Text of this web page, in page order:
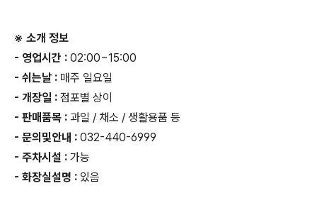
※ 소개 정보
- 영업시간 : 02:00~15:00
- 쉬는날 : 매주 일요일
- 개장일 : 점포별 상이
- 판매품목 : 과일 / 채소 / 생활용품 등
- 문의및안내 : 032-440-6999
- 주차시설 : 가능
- 화장실설명 : 있음